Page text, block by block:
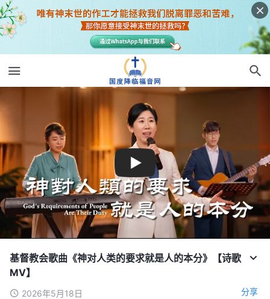
基督教会歌曲《神对人类的要求就是人的本分》【诗歌
MV】
2026年5月18日 分享